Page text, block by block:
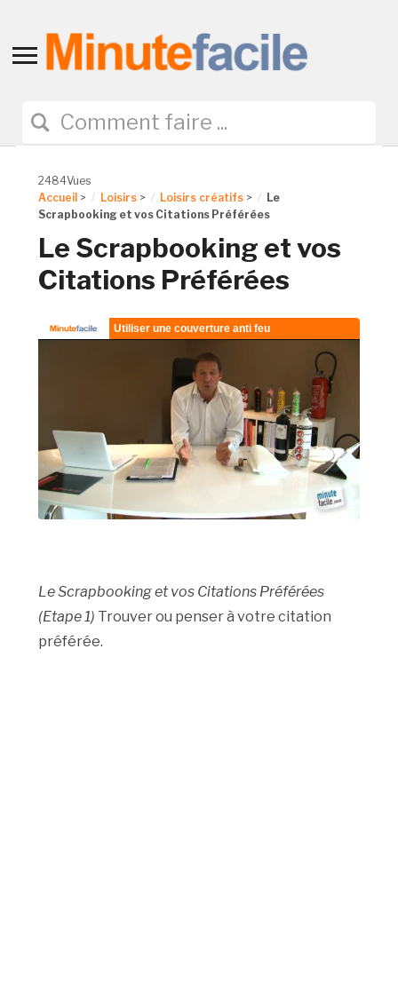
Toggle
navigation
2484Vues
Accueil > Loisirs > Loisirs créatifs >
Le
Scrapbooking et vos Citations Préférées
Le Scrapbooking et vos
Citations Préférées
Le Scrapbooking et vos Citations Préférées
(Etape 1) Trouver ou penser à votre citation
préférée.